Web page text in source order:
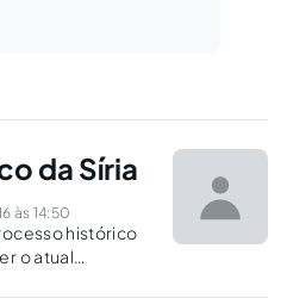
da Síria
às 14:50
histórico
o atual